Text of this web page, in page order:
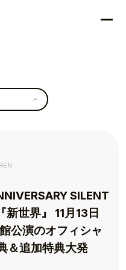
SILENT
新世界』 11月13日
公演のオフィシャ
＆追加特典大発